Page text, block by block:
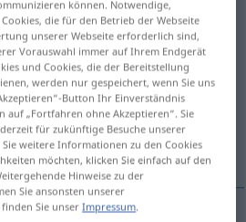
anklicken/antippen)
, Kaiserblau
können. Notwendige,
die für den Betrieb der Webseite
unserer Webseite erforderlich sind,
Vorauswahl immer auf Ihrem Endgerät
und Cookies, die der Bereitstellung
werden nur gespeichert, wenn Sie uns
Button Ihr Einverständnis
auf „Fortfahren ohne Akzeptieren“. Sie
für zukünftige Besuche unserer
weitere Informationen zu den Cookies
möchten, klicken Sie einfach auf den
Hinweise zu der
Sie ansonsten unserer
finden Sie unserImpressum.